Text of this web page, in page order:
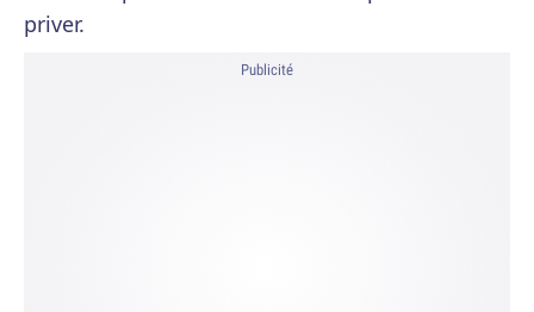
priver.
Publicité